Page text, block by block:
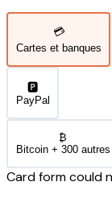
💳
Cartes et banques
🅿️
PayPal
₿
Bitcoin + 300 autres
Card form could